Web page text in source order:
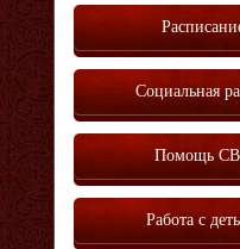
Социальная
Помощь
Работа с